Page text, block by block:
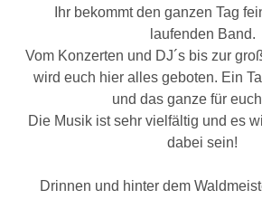
Ihr bekommt den ganzen Tag
laufenden Band.
Vom Konzerten und DJ´s bis zur
wird euch hier alles geboten. Ein
und das ganze für
Die Musik ist sehr vielfältig und es
dabei sein!
Drinnen und hinter dem